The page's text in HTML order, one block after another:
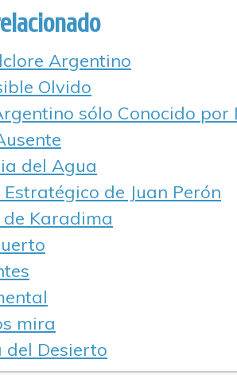
Argentino
Olvido
sólo Conocido por
del Agua
Estratégico de Juan Perón
de Karadima
mira
del Desierto